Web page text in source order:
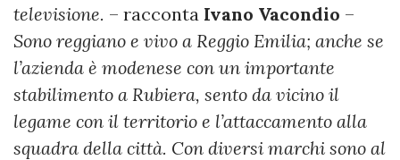
televisione. – racconta Ivano Vacondio –
Sono reggiano e vivo a Reggio Emilia; anche se
l’azienda è modenese con un importante
stabilimento a Rubiera, sento da vicino il
legame con il territorio e l’attaccamento alla
squadra della città. Con diversi marchi sono al